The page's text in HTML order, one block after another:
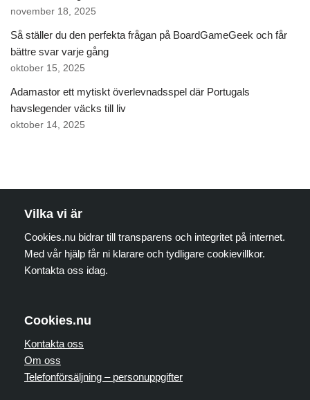
november 18, 2025
Så ställer du den perfekta frågan på BoardGameGeek och får
bättre svar varje gång
oktober 15, 2025
Adamastor ett mytiskt överlevnadsspel där Portugals
havslegender väcks till liv
oktober 14, 2025
Vilka vi är
Cookies.nu bidrar till transparens och integritet på internet.
Med vår hjälp får ni klarare och tydligare cookievillkor.
Kontakta oss idag.
Cookies.nu
Kontakta oss
Om oss
Telefonförsäljning – personuppgifter